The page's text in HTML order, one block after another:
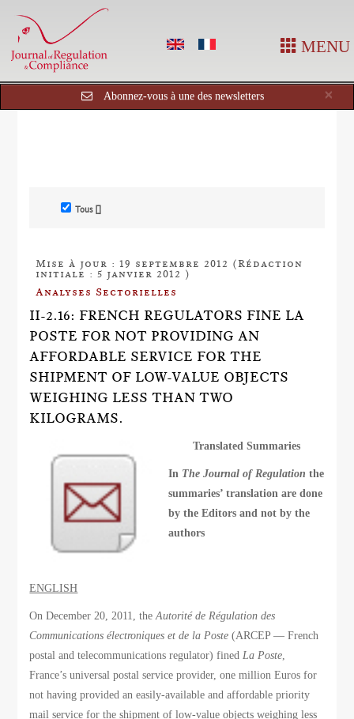
MENU
×
Abonnez-vous à une des newsletters
Tous []
Mise à jour : 19 septembre 2012 (Rédaction
initiale : 5 janvier 2012 )
Analyses Sectorielles
II-2.16: FRENCH REGULATORS FINE LA
POSTE FOR NOT PROVIDING AN
AFFORDABLE SERVICE FOR THE
SHIPMENT OF LOW-VALUE OBJECTS
WEIGHING LESS THAN TWO
KILOGRAMS.
Translated Summaries
In The Journal of Regulation the
summaries’ translation are done
by the Editors and not by the
authors
ENGLISH
On December 20, 2011, the Autorité de Régulation des
Communications électroniques et de la Poste(ARCEP — French
postal and telecommunications regulator) finedLa Poste,
France’s universal postal service provider, one million Euros for
not having provided an easily-available and affordable priority
mail service for the shipment of low-value objects weighing less